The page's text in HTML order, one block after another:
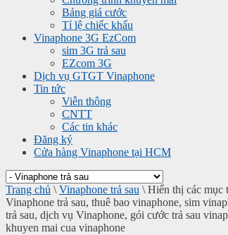
Bảng giá cước
Tỉ lệ chiếc khấu
Vinaphone 3G EzCom
sim 3G trả sau
EZcom 3G
Dịch vụ GTGT Vinaphone
Tin tức
Viễn thông
CNTT
Các tin khác
Đăng ký
Cửa hàng Vinaphone tại HCM
Trang chủ \ Vinaphone trả sau \ Hiển thị các mục
Vinaphone trả sau, thuê bao vinaphone, sim
trả sau, dịch vụ Vinaphone, gói cước trả sau
khuyen mai cua vinaphone